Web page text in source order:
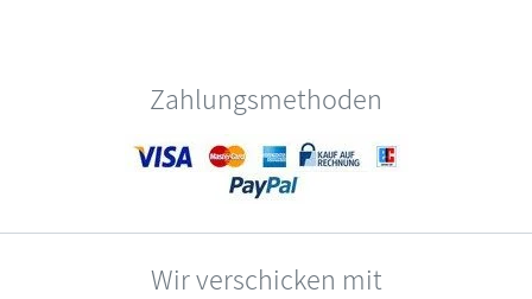
Zahlungsmethoden
Wir verschicken mit